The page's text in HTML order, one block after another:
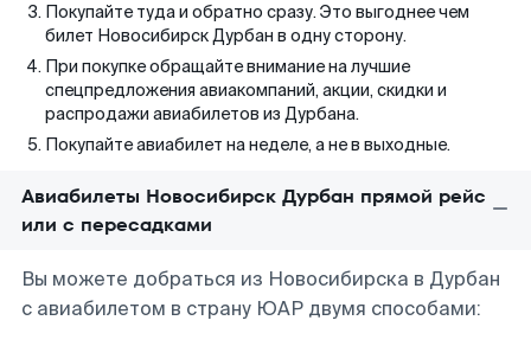
Покупайте туда и обратно сразу. Это выгоднее чем
билет Новосибирск Дурбан в одну сторону.
При покупке обращайте внимание на лучшие
спецпредложения авиакомпаний, акции, скидки и
распродажи авиабилетов из Дурбана.
Покупайте авиабилет на неделе, а не в выходные.
Авиабилеты Новосибирск Дурбан прямой рейс
или с пересадками
Вы можете добраться из Новосибирска в Дурбан
с авиабилетом в страну ЮАР двумя способами: